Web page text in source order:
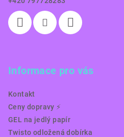
Informace pro vás
Kontakt
Ceny dopravy ⚡️
GEL na jedlý papír
Twisto odložená dobírka